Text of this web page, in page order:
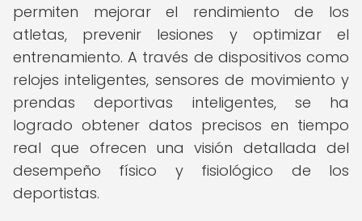
permiten mejorar el rendimiento de los
atletas, prevenir lesiones y optimizar el
entrenamiento. A través de dispositivos como
relojes inteligentes, sensores de movimiento y
prendas deportivas inteligentes, se ha
logrado obtener datos precisos en tiempo
real que ofrecen una visión detallada del
desempeño físico y fisiológico de los
deportistas.